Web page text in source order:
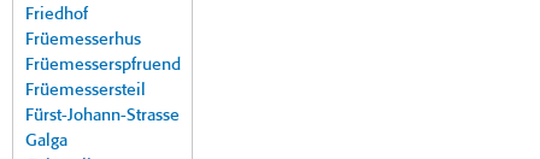
Friedhof
Früemesserhus
Früemesserspfruend
Früemessersteil
Fürst-Johann-Strasse
Galga